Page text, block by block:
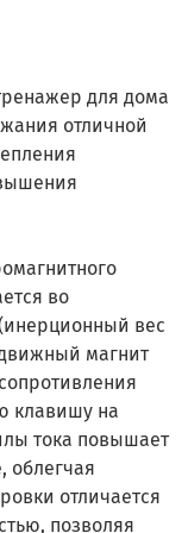
для дома
отличной
во
вес
магнит
клавишу на
тока повышает
облегчая
отличается
позволяя